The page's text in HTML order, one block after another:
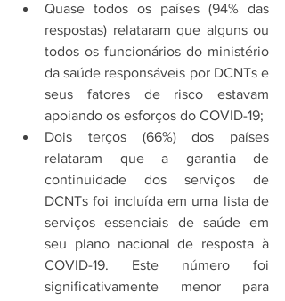
Quase todos os países (94% das
respostas) relataram que alguns ou
todos os funcionários do ministério
da saúde responsáveis ​​por DCNTs e
seus fatores de risco estavam
apoiando os esforços do COVID-19;
Dois terços (66%) dos países
relataram que a garantia de
continuidade dos serviços de
DCNTs foi incluída em uma lista de
serviços essenciais de saúde em
seu plano nacional de resposta à
COVID-19. Este número foi
significativamente menor para